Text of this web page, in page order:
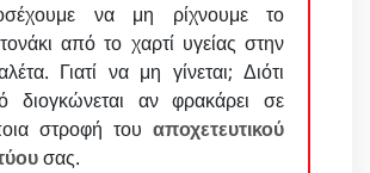
να μη ρίχνουμε το
από το χαρτί υγείας στην
Γιατί να μη γίνεται; Διότι
διογκώνεται αν φρακάρει σε
στροφή του αποχετευτικού
σας.